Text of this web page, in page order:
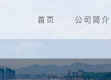
首页 公司简介